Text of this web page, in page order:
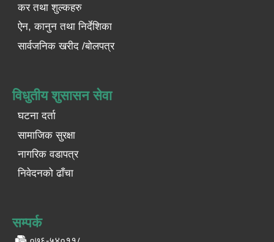
कर तथा शुल्कहरु
ऐन, कानुन तथा निर्देशिका
सार्वजनिक खरीद /बोलपत्र
विधुतीय शुसासन सेवा
घटना दर्ता
सामाजिक सुरक्षा
नागरिक वडापत्र
निवेदनको ढाँचा
सम्पर्क